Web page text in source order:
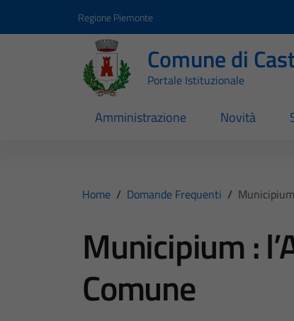
Regione Piemonte
Comune di
Portale Istituzionale
Amministrazione Novità
Home / Domande Frequenti /
Municipium :
Comune